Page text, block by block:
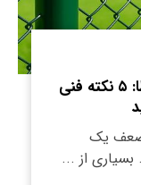
نصب درب فنس صنعتی بدون خطا: ۵ نکته فنی
ضعف یک
از ...